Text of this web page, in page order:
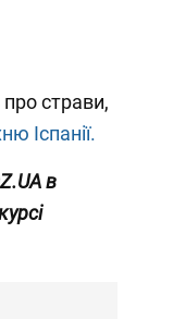
страви,
Іспанії.
в